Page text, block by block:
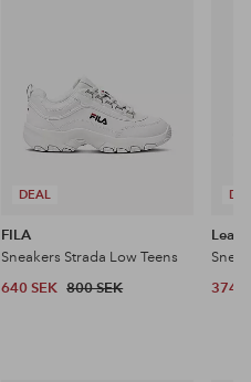
DEAL
FILA
Sneakers Strada Low Teens
640 SEK 800 SEK
Leaf
374